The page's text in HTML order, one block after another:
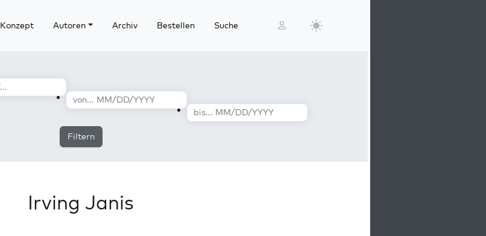
Konzept Autoren Archiv Bestellen Suche
Filtern
Irving Janis